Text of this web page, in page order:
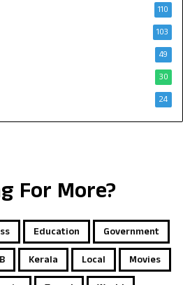
110
103
49
30
24
For More?
Education
Government
Kerala Local
Movies